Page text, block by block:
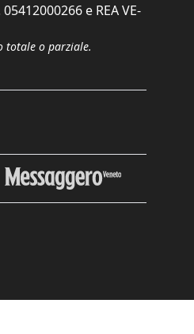
e REA VE-
totale o parziale.